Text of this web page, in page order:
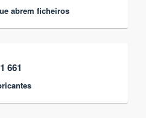
abrem ficheiros
1 661